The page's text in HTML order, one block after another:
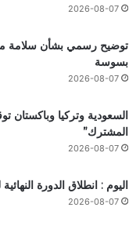
2026-08-07
توضيح رسمي بشأن سلامة
بسوسة
2026-08-07
السعودية وتركيا وباكستان
المشترك”
2026-08-07
اليوم : انطلاق الدورة
2026-08-07